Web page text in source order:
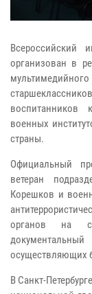
Всероссийский
организован в
воспитанников
военных
страны.
Официальный
ветеран
Корешков и
органов на
осуществляющих
В Санкт-